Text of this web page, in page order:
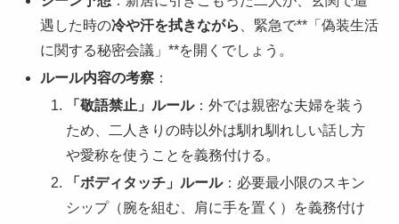
遇した時の冷や汗を拭きながら
、緊急で**「偽装生活
に関する秘密会議」**を開くでしょう。
ルール内容の考察 ：
「敬語禁止」ルール：外では親密な夫婦を装う
ため、二人きりの時以外は馴れ馴れしい話し方
や愛称を使うことを義務付ける。
「ボディタッチ」ルール：必要最小限のスキン
シップ（腕を組む、肩に手を置く）を義務付け